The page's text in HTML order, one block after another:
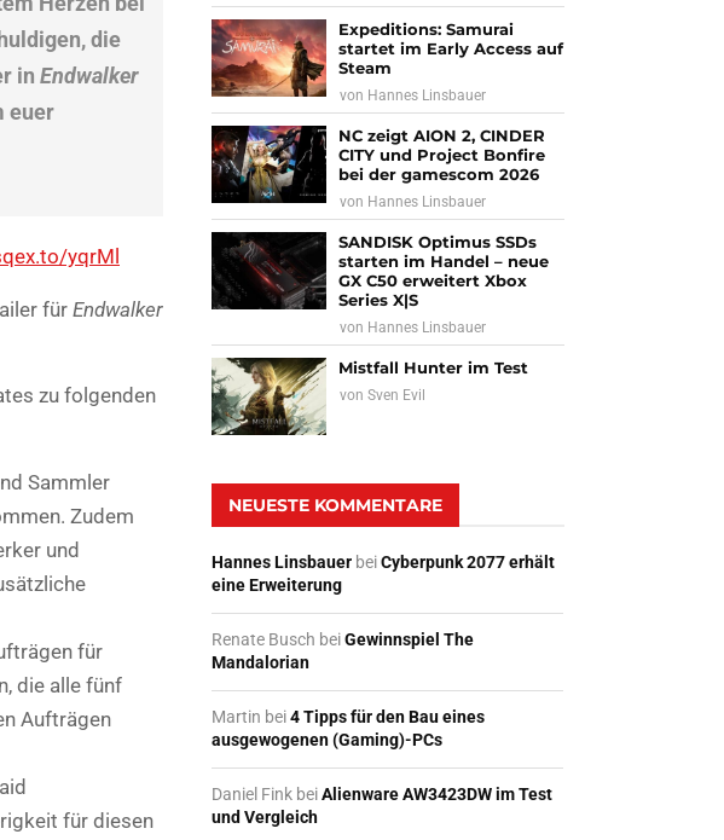
die
in Endwalker
euer
yqrMl
für Endwalker
zu folgenden
Sammler
Zudem
und
für
die alle fünf
Aufträgen
für diesen
Expeditions: Samurai
startet im Early Access auf
Steam
von Hannes Linsbauer
NC zeigt AION 2, CINDER
CITY und Project Bonfire
bei der gamescom 2026
von Hannes Linsbauer
SANDISK Optimus SSDs
starten im Handel – neue
GX C50 erweitert Xbox
Series X|S
von Hannes Linsbauer
Mistfall Hunter im Test
vonSven Evil
NEUESTE KOMMENTARE
Hannes Linsbauer beiCyberpunk 2077 erhält
eine Erweiterung
Renate Busch beiGewinnspiel The
Mandalorian
Martin bei4 Tipps für den Bau eines
ausgewogenen (Gaming)-PCs
Daniel Fink beiAlienware AW3423DW im Test
und Vergleich